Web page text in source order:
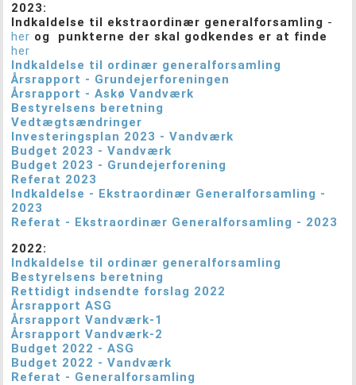
2023:
Indkaldelse til ekstraordinær generalforsamling -
her og punkterne der skal godkendes er at finde
her
Indkaldelse til ordinær generalforsamling
Årsrapport - Grundejerforeningen
Årsrapport - Askø Vandværk
Bestyrelsens beretning
Vedtægtsændringer
Investeringsplan 2023 - Vandværk
Budget 2023 - Vandværk
Budget 2023 - Grundejerforening
Referat 2023
Indkaldelse - Ekstraordinær Generalforsamling -
2023
Referat - Ekstraordinær Generalforsamling - 2023
2022:
Indkaldelse til ordinær generalforsamling
Bestyrelsens beretning
Rettidigt indsendte forslag 2022
Årsrapport ASG
Årsrapport Vandværk-1
Årsrapport Vandværk-2
Budget 2022 - ASG
Budget 2022 - Vandværk
Referat - Generalforsamling